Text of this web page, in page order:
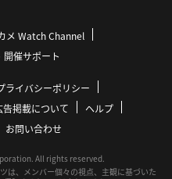
メ Watch Channel
開催サポート
ライバシーポリシー
告掲載について
ヘルプ
お問い合わせ
All rights reserved.
は、メンバー個々の視点、主観に基づいた